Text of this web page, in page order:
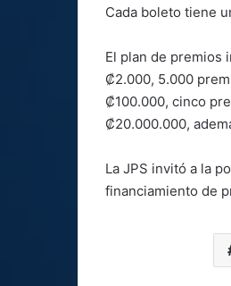
Cada boleto tiene
El plan de premios
₡2.000, 5.000
₡100.000, cinco
₡20.000.000,
La JPS invitó a la
financiamiento de